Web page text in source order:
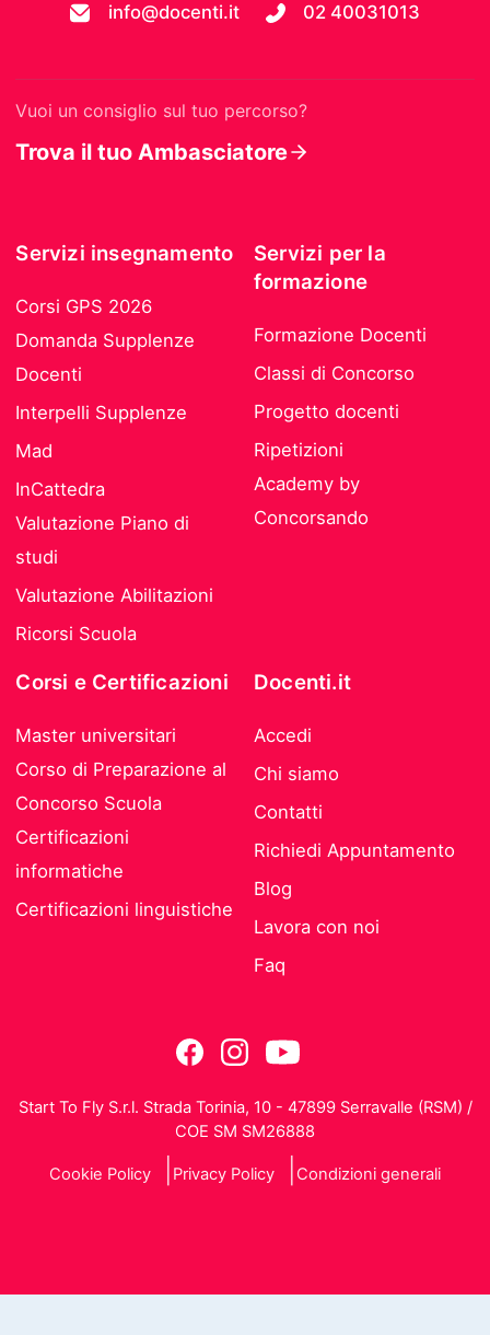
info@docenti.it 02 40031013
Vuoi un consiglio sul tuo percorso?
Trova il tuo Ambasciatore
Servizi insegnamento
Corsi GPS 2026
Domanda Supplenze
Docenti
Interpelli Supplenze
Mad
InCattedra
Valutazione Piano di
studi
Valutazione Abilitazioni
Ricorsi Scuola
Servizi per la
formazione
Formazione Docenti
Classi di Concorso
Progetto docenti
Ripetizioni
Academy by
Concorsando
Corsi e Certificazioni
Master universitari
Corso di Preparazione al
Concorso Scuola
Certificazioni
informatiche
Certificazioni linguistiche
Docenti.it
Accedi
Chi siamo
Contatti
Richiedi Appuntamento
Blog
Lavora con noi
Faq
Start To Fly S.r.l. Strada Torinia, 10 - 47899 Serravalle (RSM) /
COE SM SM26888
Cookie Policy Privacy Policy Condizioni generali